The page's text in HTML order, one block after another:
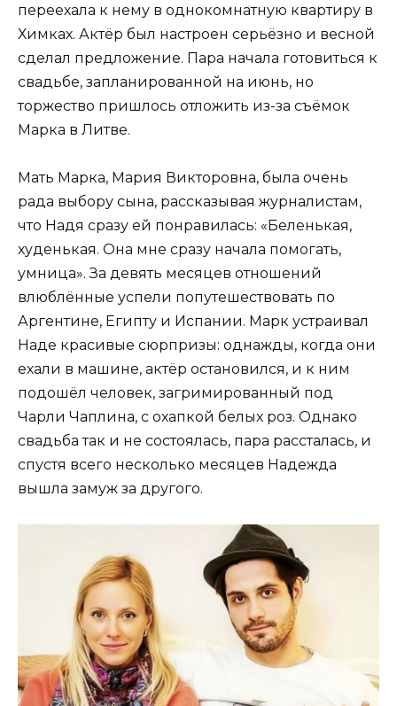
переехала к нему в однокомнатную квартиру в
Химках. Актёр был настроен серьёзно и весной
сделал предложение. Пара начала готовиться к
свадьбе, запланированной на июнь, но
торжество пришлось отложить из-за съёмок
Марка в Литве.
Мать Марка, Мария Викторовна, была очень
рада выбору сына, рассказывая журналистам,
что Надя сразу ей понравилась: «Беленькая,
худенькая. Она мне сразу начала помогать,
умница». За девять месяцев отношений
влюблённые успели попутешествовать по
Аргентине, Египту и Испании. Марк устраивал
Наде красивые сюрпризы: однажды, когда они
ехали в машине, актёр остановился, и к ним
подошёл человек, загримированный под
Чарли Чаплина, с охапкой белых роз. Однако
свадьба так и не состоялась, пара рассталась, и
спустя всего несколько месяцев Надежда
вышла замуж за другого.